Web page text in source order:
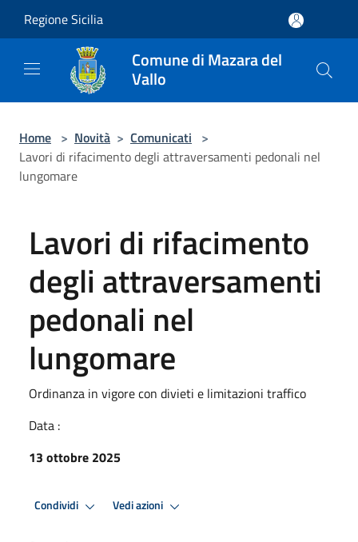
Regione Sicilia
Comune di Mazara del
Vallo
Home > Novità > Comunicati >
Lavori di rifacimento degli attraversamenti pedonali nel
lungomare
Lavori di rifacimento
degli attraversamenti
pedonali nel
lungomare
Ordinanza in vigore con divieti e limitazioni traffico
Data :
13 ottobre 2025
Condividi Vedi azioni